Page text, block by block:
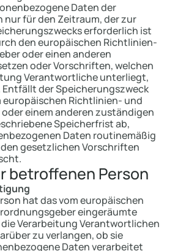
Daten der
nur für den Zeitraum, der zur
erforderlich ist
den europäischen Richtlinien-
oder einen anderen
oder Vorschriften, welchen
Verantwortliche unterliegt,
der Speicherungszweck
europäischen Richtlinien- und
einem anderen zuständigen
Speicherfrist ab,
Daten routinemäßig
gesetzlichen Vorschriften
betroffenen Person
hat das vom europäischen
eingeräumte
Verarbeitung Verantwortlichen
zu verlangen, ob sie
Daten verarbeitet